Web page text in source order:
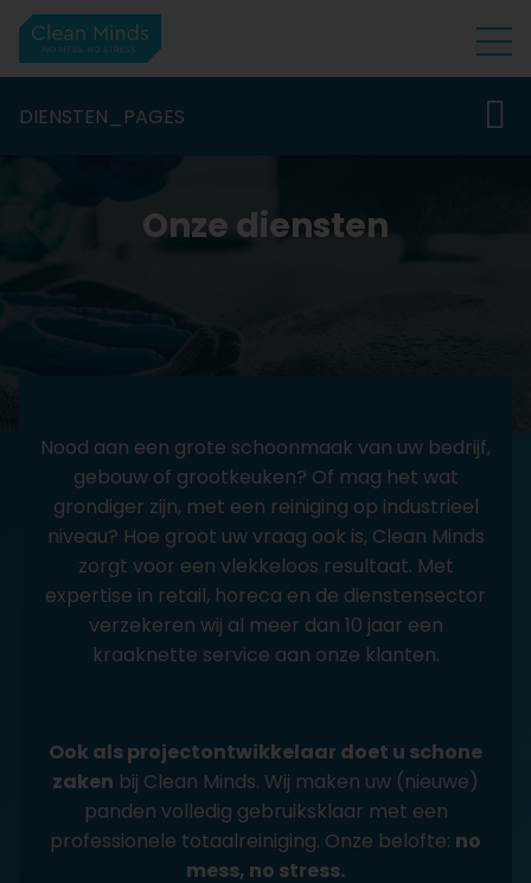
DIENSTEN_PAGES
Onze diensten
Nood aan een grote schoonmaak van uw bedrijf,
gebouw of grootkeuken? Of mag het wat
grondiger zijn, met een reiniging op industrieel
niveau? Hoe groot uw vraag ook is, Clean Minds
zorgt voor een vlekkeloos resultaat. Met
expertise in retail, horeca en de dienstensector
verzekeren wij al meer dan 10 jaar een
kraaknette service aan onze klanten.
Ook als projectontwikkelaar doet u schone
zaken bij Clean Minds. Wij maken uw (nieuwe)
panden volledig gebruiksklaar met een
professionele totaalreiniging. Onze belofte: no
mess, no stress.